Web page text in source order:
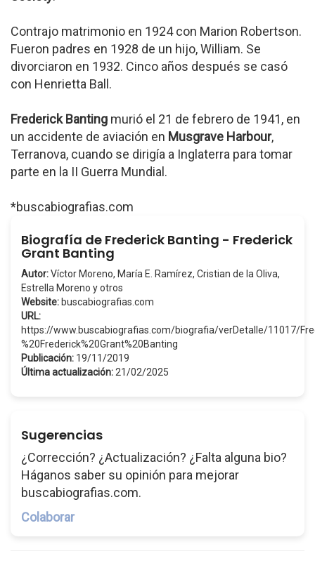
Contrajo matrimonio en 1924 con Marion Robertson.
Fueron padres en 1928 de un hijo, William. Se
divorciaron en 1932. Cinco años después se casó
con Henrietta Ball.
Frederick Banting murió el 21 de febrero de 1941, en
un accidente de aviación en Musgrave Harbour,
Terranova, cuando se dirigía a Inglaterra para tomar
parte en la II Guerra Mundial.
*buscabiografias.com
Biografía de Frederick Banting - Frederick
Grant Banting
Autor:Víctor Moreno, María E. Ramírez, Cristian de la Oliva,
Estrella Moreno y otros
Website: buscabiografias.com
URL:
https://www.buscabiografias.com/biografia/verDetalle/11017/
%20Frederick%20Grant%20Banting
Publicación: 19/11/2019
Última actualización: 21/02/2025
Sugerencias
¿Corrección? ¿Actualización? ¿Falta alguna bio?
Háganos saber su opinión para mejorar
buscabiografias.com.
Colaborar